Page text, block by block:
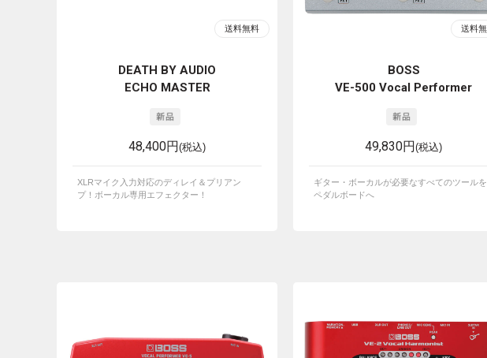
DEATH BY AUDIO
ECHO MASTER
48,400円(税込)
XLRマイク入力対応のディレイ＆プリアン
プ！ボーカル専用エフェクター！
BOSS
VE-500 Vocal Performer
49,830円(税込)
ギター・ボーカルが必要なすべてのツールを
ペダルボードへ